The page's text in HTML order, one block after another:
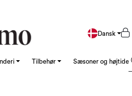
Dansk
Tilbehør Sæsoner og højtider